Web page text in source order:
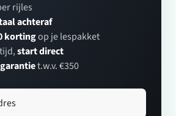
rijles
achteraf
kortingop je lespakket
start direct
t.w.v. €350